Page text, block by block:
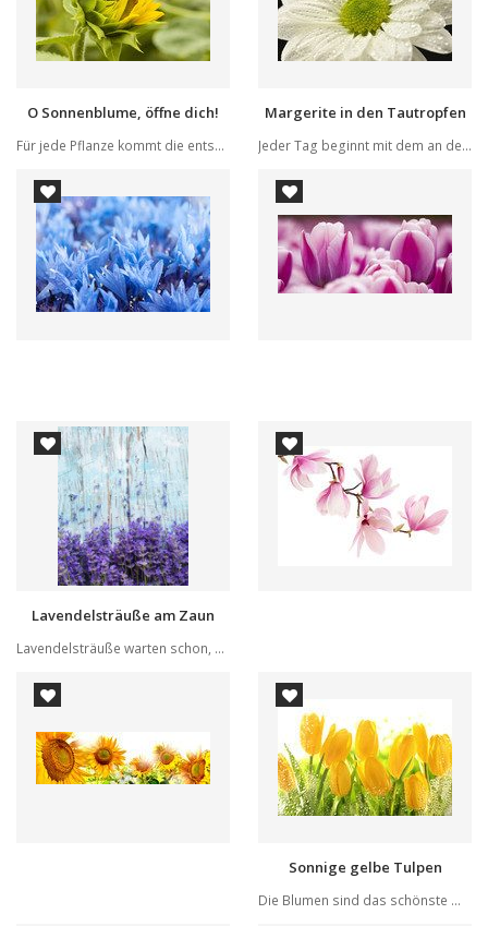
O Sonnenblume, öffne dich!
Für jede Pflanze kommt die entsprechende Zeit u...
Margerite in den Tautropfen
Jeder Tag beginnt mit dem an den Pflanzen laufe...
Lavendelsträuße am Zaun
Lavendelsträuße warten schon, damit man sie an ...
Sonnige gelbe Tulpen
Die Blumen sind das schönste Werk, das uns die ...